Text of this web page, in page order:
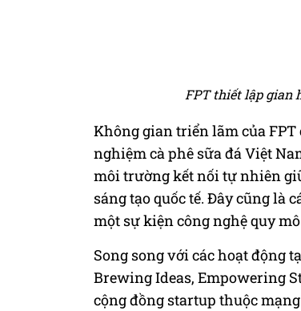
FPT thiết lập gian
Không gian triển lãm của
nghiệm cà phê sữa đá Việt
môi trường kết nối tự nhiên
sáng tạo quốc tế. Đây cũng là
một sự kiện công nghệ quy
Song song với các hoạt động
Brewing Ideas, Empowering
cộng đồng startup thuộc